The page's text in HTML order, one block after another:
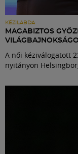
KÉZILABDA
MAGABIZTOS
A női kéziválogatott
nyitányon